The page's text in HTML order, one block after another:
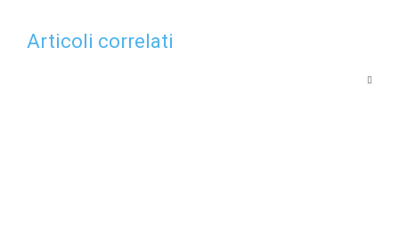
Articoli correlati